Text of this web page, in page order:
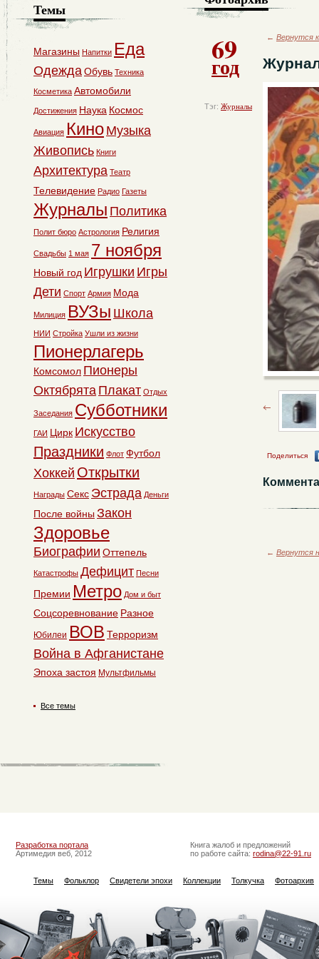
69
год
Тэг: Журналы
← Вернутся
Поделиться
← Вернутся
Темы
Магазины Напитки Еда
ОдеждаОбувь Техника
Косметика Автомобили
Достижения Наука Космос
Авиация Кино Музыка
Живопись Книги
Архитектура Театр
Телевидение Радио Газеты
Журналы Политика
Полит бюро Астрология Религия
Свадьбы 1 мая 7 ноября
Новый год Игрушки Игры
Дети Спорт Армия Мода
Милиция ВУЗы Школа
НИИ Стройка Ушли из жизни
Пионерлагерь
Комсомол Пионеры
Октябрята Плакат Отдых
Заседания Субботники
ГАИ Цирк Искусство
Праздники Флот Футбол
Хоккей Открытки
Награды Секс Эстрада Деньги
После войны Закон
Здоровье
Биографии Оттепель
Катастрофы Дефицит Песни
Премии Метро Дом и быт
Соцсоревнование Разное
Юбилеи ВОВ Терроризм
Война в Афганистане
Эпоха застоя Мультфильмы
Все темы
Разработка портала
Артимедия веб, 2012
Книга жалоб и предложений
по работе сайта: rodina@22-91.ru
Темы Фольклор Свидетели эпохи Коллекции Толкучка Фотоархив